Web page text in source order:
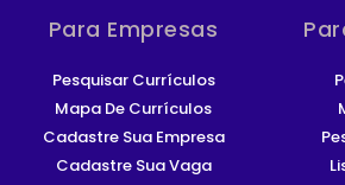
Para Empresas
Pesquisar Currículos
Mapa De Currículos
Cadastre Sua Empresa
Cadastre Sua Vaga